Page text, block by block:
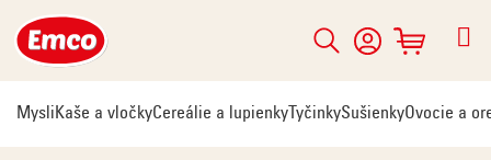
na
obsah
Hľadať
NÁKUPNÝ
KOŠÍK
MysliKaše a vločkyCereálie a lupienky TyčinkySušienkyOvocie a